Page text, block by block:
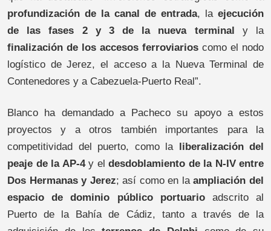
profundización de la canal de entrada, la ejecución
de las fases 2 y 3 de la nueva terminal y la
finalización de los accesos ferroviarios como el nodo
logístico de Jerez, el acceso a la Nueva Terminal de
Contenedores y a Cabezuela-Puerto Real”.
Blanco ha demandado a Pacheco su apoyo a estos
proyectos y a otros también importantes para la
competitividad del puerto, como la liberalización del
peaje de la AP-4y el desdoblamiento de la N-IV entre
Dos Hermanas y Jerez; así como en laampliación del
espacio de dominio público portuarioadscrito al
Puerto de la Bahía de Cádiz, tanto a través de la